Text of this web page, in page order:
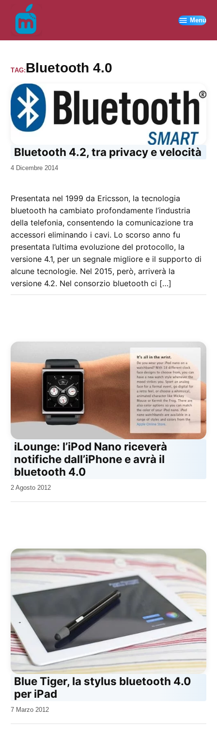
contenuto
Menu
TAG:Bluetooth 4.0
Bluetooth 4.2, tra privacy e velocità
da
4 Dicembre 2014
Presentata nel 1999 da Ericsson, la tecnologia
bluetooth ha cambiato profondamente l’industria
della telefonia, consentendo la comunicazione tra
accessori eliminando i cavi. Lo scorso anno fu
presentata l’ultima evoluzione del protocollo, la
versione 4.1, per un segnale migliore e il supporto di
alcune tecnologie. Nel 2015, però, arriverà la
versione 4.2. Nel consorzio bluetooth ci […]
iLounge: l’iPod Nano riceverà
notifiche dall’iPhone e avrà il
bluetooth 4.0
da
2 Agosto 2012
Blue Tiger, la stylus bluetooth 4.0
per iPad
da
7 Marzo 2012